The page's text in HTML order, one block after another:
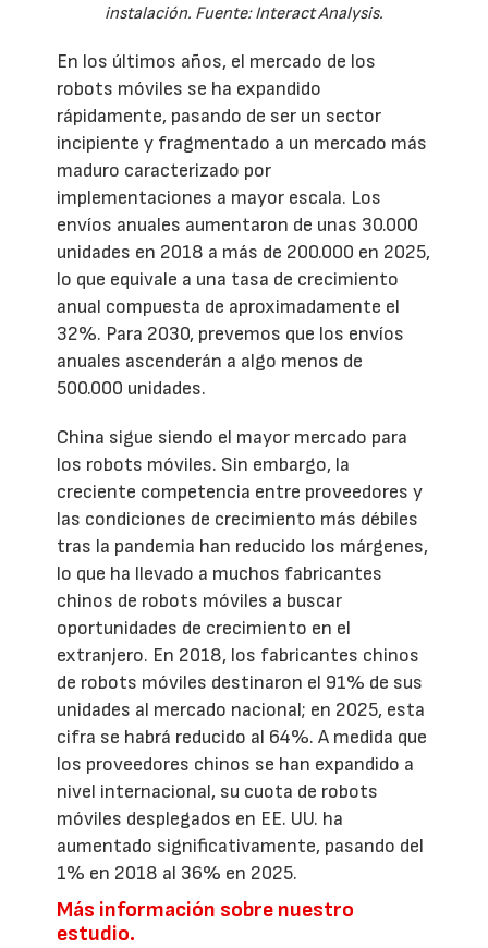
instalación. Fuente: Interact Analysis.
En los últimos años, el mercado de los
robots móviles se ha expandido
rápidamente, pasando de ser un sector
incipiente y fragmentado a un mercado más
maduro caracterizado por
implementaciones a mayor escala. Los
envíos anuales aumentaron de unas 30.000
unidades en 2018 a más de 200.000 en 2025,
lo que equivale a una tasa de crecimiento
anual compuesta de aproximadamente el
32%. Para 2030, prevemos que los envíos
anuales ascenderán a algo menos de
500.000 unidades.
China sigue siendo el mayor mercado para
los robots móviles. Sin embargo, la
creciente competencia entre proveedores y
las condiciones de crecimiento más débiles
tras la pandemia han reducido los márgenes,
lo que ha llevado a muchos fabricantes
chinos de robots móviles a buscar
oportunidades de crecimiento en el
extranjero. En 2018, los fabricantes chinos
de robots móviles destinaron el 91% de sus
unidades al mercado nacional; en 2025, esta
cifra se habrá reducido al 64%. A medida que
los proveedores chinos se han expandido a
nivel internacional, su cuota de robots
móviles desplegados en EE. UU. ha
aumentado significativamente, pasando del
1% en 2018 al 36% en 2025.
Más información sobre nuestro
estudio.